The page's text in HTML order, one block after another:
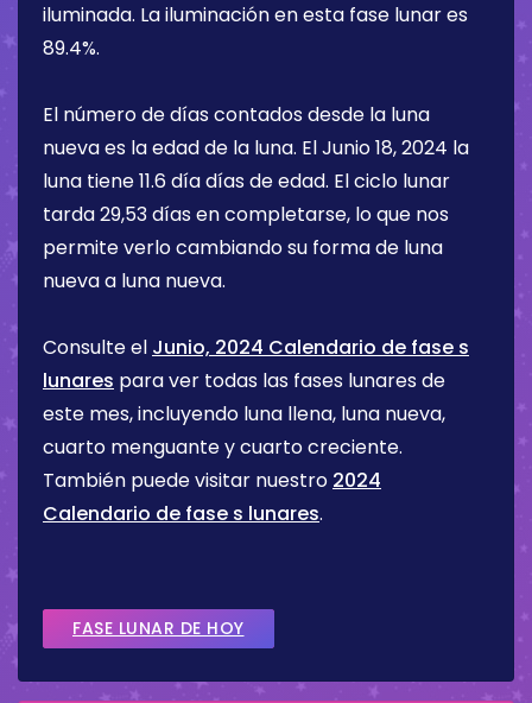
iluminada. La iluminación en esta fase lunar es
89.4%.
El número de días contados desde la luna
nueva es la edad de la luna. ElJunio 18, 2024 la
luna tiene11.6 díadías de edad. El ciclo lunar
tarda 29,53 días en completarse, lo que nos
permite verlo cambiando su forma de luna
nueva a luna nueva.
Consulte el Junio, 2024 Calendario de fase s
lunares para ver todas las fases lunares de
este mes, incluyendo luna llena, luna nueva,
cuarto menguante y cuarto creciente.
También puede visitar nuestro 2024
Calendario de fase s lunares.
FASE LUNAR DE HOY